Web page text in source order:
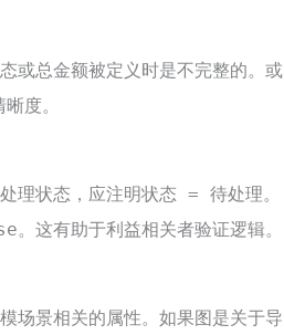
或总金额被定义时是不完整的。或
度。
理状态，应注明状态 = 待处理。
。这有助于利益相关者验证逻辑。
场景相关的属性。如果图是关于导